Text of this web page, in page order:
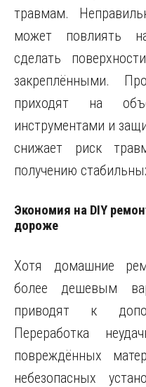
травмам.
может повлиять
сделать
закреплёнными.
приходят на
инструментами и
снижает риск
получению
Экономия на DIY
дороже
Хотя домашние
более дешевым
приводят к
Переработка
повреждённых
небезопасных